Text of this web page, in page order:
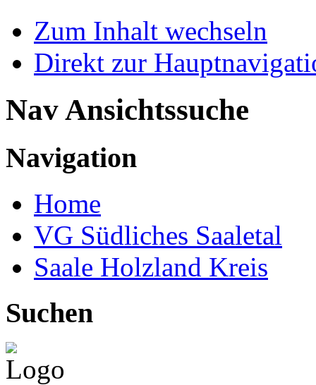
Zum Inhalt wechseln
Direkt zur
Nav Ansichtssuche
Navigation
Home
VG Südliches Saaletal
Saale Holzland Kreis
Suchen